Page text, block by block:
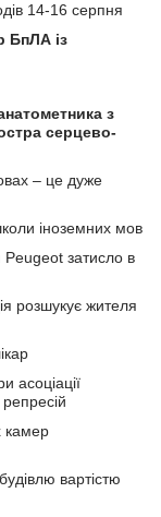
14-16 серпня
БпЛА із
з
серцево-
– це дуже
іноземних мов
Peugeot затисло в
розшукує жителя
асоціації
камер
вартістю